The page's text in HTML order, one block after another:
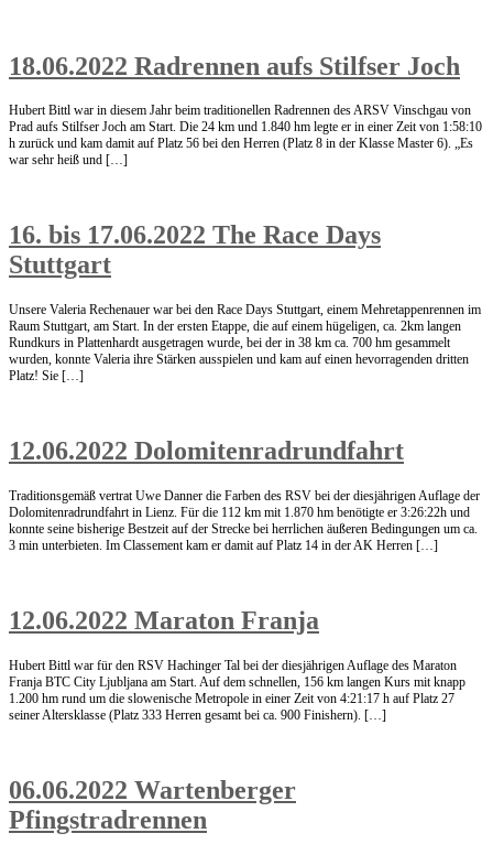
18.06.2022 Radrennen aufs Stilfser Joch
Hubert Bittl war in diesem Jahr beim traditionellen Radrennen des ARSV Vinschgau von
Prad aufs Stilfser Joch am Start. Die 24 km und 1.840 hm legte er in einer Zeit von 1:58:10
h zurück und kam damit auf Platz 56 bei den Herren (Platz 8 in der Klasse Master 6). „Es
war sehr heiß und […]
16. bis 17.06.2022 The Race Days
Stuttgart
Unsere Valeria Rechenauer war bei den Race Days Stuttgart, einem Mehretappenrennen im
Raum Stuttgart, am Start. In der ersten Etappe, die auf einem hügeligen, ca. 2km langen
Rundkurs in Plattenhardt ausgetragen wurde, bei der in 38 km ca. 700 hm gesammelt
wurden, konnte Valeria ihre Stärken ausspielen und kam auf einen hevorragenden dritten
Platz! Sie […]
12.06.2022 Dolomitenradrundfahrt
Traditionsgemäß vertrat Uwe Danner die Farben des RSV bei der diesjährigen Auflage der
Dolomitenradrundfahrt in Lienz. Für die 112 km mit 1.870 hm benötigte er 3:26:22h und
konnte seine bisherige Bestzeit auf der Strecke bei herrlichen äußeren Bedingungen um ca.
3 min unterbieten. Im Classement kam er damit auf Platz 14 in der AK Herren […]
12.06.2022 Maraton Franja
Hubert Bittl war für den RSV Hachinger Tal bei der diesjährigen Auflage des Maraton
Franja BTC City Ljubljana am Start. Auf dem schnellen, 156 km langen Kurs mit knapp
1.200 hm rund um die slowenische Metropole in einer Zeit von 4:21:17 h auf Platz 27
seiner Altersklasse (Platz 333 Herren gesamt bei ca. 900 Finishern). […]
06.06.2022 Wartenberger
Pfingstradrennen